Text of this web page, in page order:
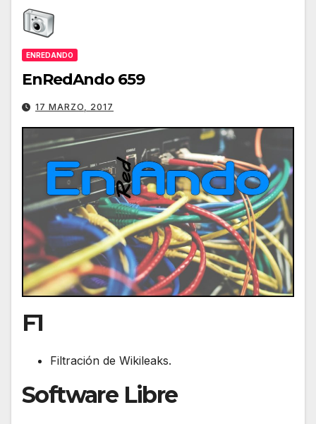
ENREDANDO
EnRedAndo 659
17 MARZO, 2017
F1
Filtración de Wikileaks.
Software Libre